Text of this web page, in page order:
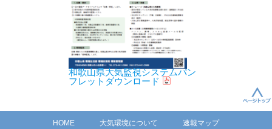
和歌山県大気監視システムパン
フレットダウンロード
HOME 大気環境について 速報マップ